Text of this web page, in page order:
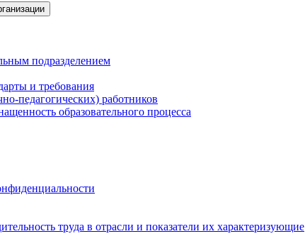
подразделением
и требования
педагогических) работников
образовательного процесса
труда в отрасли и показатели их характеризующие